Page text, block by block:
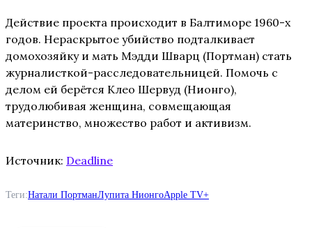
Действие проекта происходит в Балтиморе 1960-х
годов. Нераскрытое убийство подталкивает
домохозяйку и мать Мэдди Шварц (Портман) стать
журналисткой-расследовательницей. Помочь с
делом ей берётся Клео Шервуд (Нионго),
трудолюбивая женщина, совмещающая
материнство, множество работ и активизм.
Источник: Deadline
Теги:Натали ПортманЛупита НионгоApple TV+